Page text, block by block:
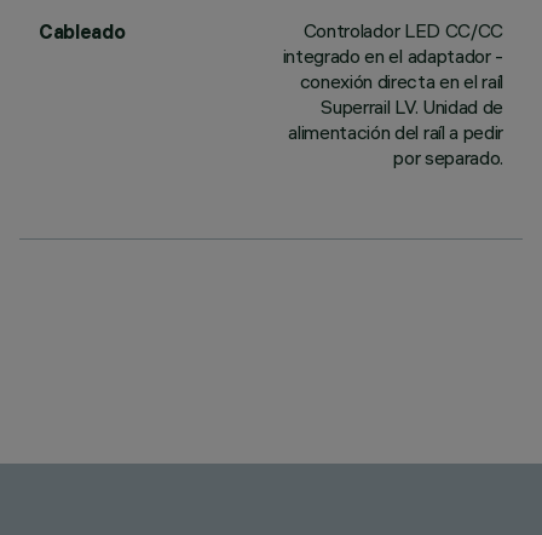
Cableado
Controlador LED CC/CC
integrado en el adaptador -
conexión directa en el raíl
Superrail LV. Unidad de
alimentación del raíl a pedir
por separado.